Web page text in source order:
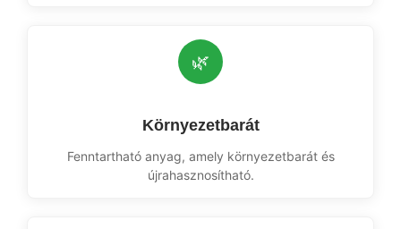
🌿
Környezetbarát
Fenntartható anyag, amely környezetbarát és
újrahasznosítható.